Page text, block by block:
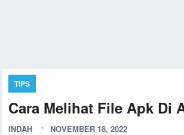
TIPS
Cara Melihat File Apk Di
INDAH NOVEMBER 18, 2022